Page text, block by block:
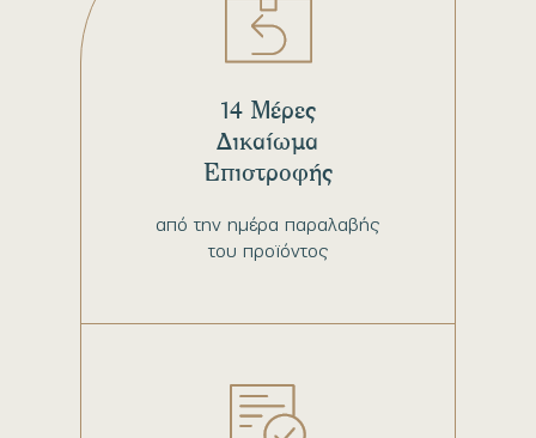
από την ημέρα παραλαβής
του προϊόντος
14 Μέρες
Δικαίωμα
Επιστροφής